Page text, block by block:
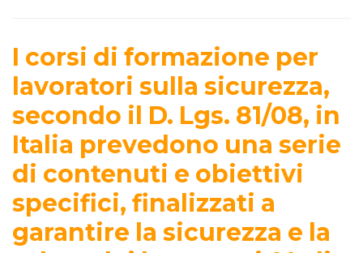
I corsi di formazione per
lavoratori sulla sicurezza,
secondo il D. Lgs. 81/08, in
Italia prevedono una serie
di contenuti e obiettivi
specifici, finalizzati a
garantire la sicurezza e la